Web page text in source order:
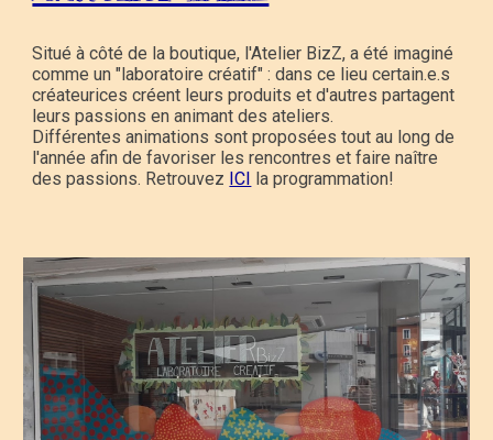
Situé à côté de la boutique, l'Atelier BizZ, a été imaginé
comme un "laboratoire créatif" : dans ce lieu certain.e.s
créateurices créent leurs produits et d'autres partagent
leurs passions en animant des ateliers.
Différentes animations sont proposées tout au long de
l'année afin de favoriser les rencontres et faire naître
des passions. Retrouvez ICI la programmation!